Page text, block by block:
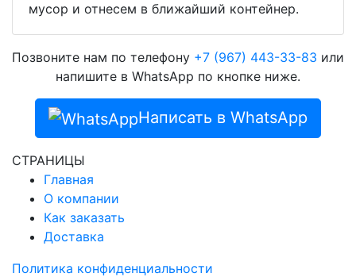
мусор и отнесем в ближайший контейнер.
Позвоните нам по телефону +7 (967) 443-33-83 или
напишите в WhatsApp по кнопке ниже.
Написать в WhatsApp
СТРАНИЦЫ
Главная
О компании
Как заказать
Доставка
Политика конфиденциальности